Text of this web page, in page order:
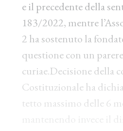
e il precedente della
183/2022, mentre
2 ha sostenuto la
questione con un
curiae.Decisione della
Costituzionale ha
tetto massimo delle 6